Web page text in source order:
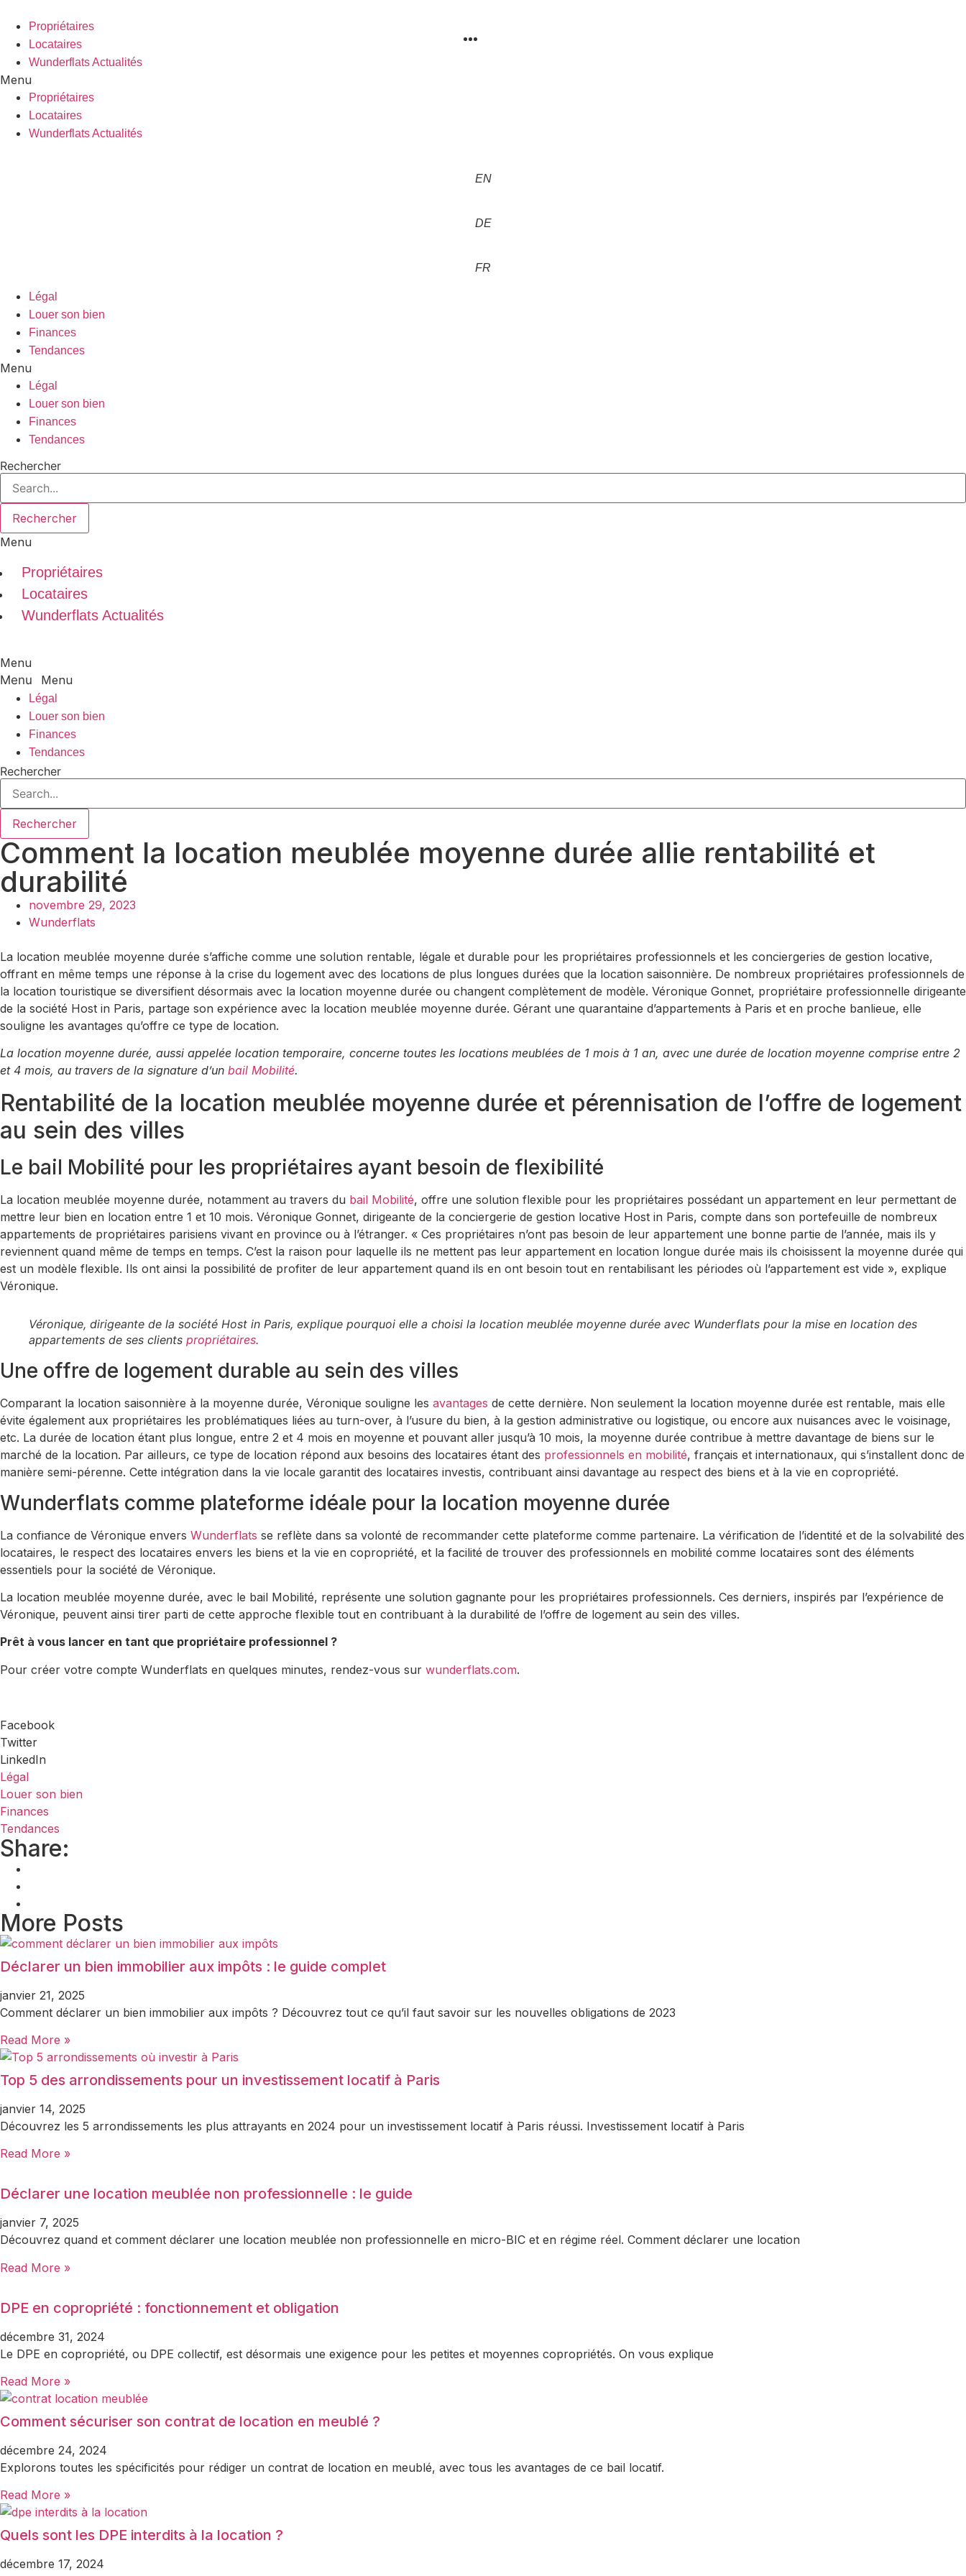
contenu
Propriétaires
Locataires
Wunderflats Actualités
Menu
Propriétaires
Locataires
Wunderflats Actualités
EN
DE
FR
Légal
Louer son bien
Finances
Tendances
Menu
Légal
Louer son bien
Finances
Tendances
Rechercher
Rechercher
Menu
Propriétaires
Locataires
Wunderflats Actualités
Menu
Menu
Légal
Louer son bien
Finances
Tendances
Rechercher
Rechercher
Comment la location meublée moyenne durée allie rentabilité et
durabilité
novembre 29, 2023
Wunderflats
La location meublée moyenne durée s’affiche comme une solution rentable, légale et durable pour les propriétaires professionnels et les conciergeries de gestion locative,
offrant en même temps une réponse à la crise du logement avec des locations de plus longues durées que la location saisonnière. De nombreux propriétaires professionnels de
la location touristique se diversifient désormais avec la location moyenne durée ou changent complètement de modèle. Véronique Gonnet, propriétaire professionnelle dirigeante
de la société Host in Paris, partage son expérience avec la location meublée moyenne durée. Gérant une quarantaine d’appartements à Paris et en proche banlieue, elle
souligne les avantages qu’offre ce type de location.
La location moyenne durée, aussi appelée location temporaire, concerne toutes les locations meublées de 1 mois à 1 an, avec une durée de location moyenne comprise entre 2
et 4 mois, au travers de la signature d’un bail Mobilité.
Rentabilité de la location meublée moyenne durée et pérennisation de l’offre de logement
au sein des villes
Le bail Mobilité pour les propriétaires ayant besoin de flexibilité
La location meublée moyenne durée, notamment au travers du bail Mobilité, offre une solution flexible pour les propriétaires possédant un appartement en leur permettant de
mettre leur bien en location entre 1 et 10 mois. Véronique Gonnet, dirigeante de la conciergerie de gestion locative Host in Paris, compte dans son portefeuille de nombreux
appartements de propriétaires parisiens vivant en province ou à l’étranger. « Ces propriétaires n’ont pas besoin de leur appartement une bonne partie de l’année, mais ils y
reviennent quand même de temps en temps. C’est la raison pour laquelle ils ne mettent pas leur appartement en location longue durée mais ils choisissent la moyenne durée qui
est un modèle flexible. Ils ont ainsi la possibilité de profiter de leur appartement quand ils en ont besoin tout en rentabilisant les périodes où l’appartement est vide », explique
Véronique.
Véronique, dirigeante de la société Host in Paris, explique pourquoi elle a choisi la location meublée moyenne durée avec Wunderflats pour la mise en location des
appartements de ses clients propriétaires.
Une offre de logement durable au sein des villes
Comparant la location saisonnière à la moyenne durée, Véronique souligne les avantages de cette dernière. Non seulement la location moyenne durée est rentable, mais elle
évite également aux propriétaires les problématiques liées au turn-over, à l’usure du bien, à la gestion administrative ou logistique, ou encore aux nuisances avec le voisinage,
etc. La durée de location étant plus longue, entre 2 et 4 mois en moyenne et pouvant aller jusqu’à 10 mois, la moyenne durée contribue à mettre davantage de biens sur le
marché de la location. Par ailleurs, ce type de location répond aux besoins des locataires étant des professionnels en mobilité, français et internationaux, qui s’installent donc de
manière semi-pérenne. Cette intégration dans la vie locale garantit des locataires investis, contribuant ainsi davantage au respect des biens et à la vie en copropriété.
Wunderflats comme plateforme idéale pour la location moyenne durée
La confiance de Véronique envers Wunderflats se reflète dans sa volonté de recommander cette plateforme comme partenaire. La vérification de l’identité et de la solvabilité des
locataires, le respect des locataires envers les biens et la vie en copropriété, et la facilité de trouver des professionnels en mobilité comme locataires sont des éléments
essentiels pour la société de Véronique.
La location meublée moyenne durée, avec le bail Mobilité, représente une solution gagnante pour les propriétaires professionnels. Ces derniers, inspirés par l’expérience de
Véronique, peuvent ainsi tirer parti de cette approche flexible tout en contribuant à la durabilité de l’offre de logement au sein des villes.
Prêt à vous lancer en tant que propriétaire professionnel ?
Pour créer votre compte Wunderflats en quelques minutes, rendez-vous sur wunderflats.com.
Facebook
Twitter
LinkedIn
Légal
Louer son bien
Finances
Tendances
Share:
More Posts
Déclarer un bien immobilier aux impôts : le guide complet
janvier 21, 2025
Comment déclarer un bien immobilier aux impôts ? Découvrez tout ce qu’il faut savoir sur les nouvelles obligations de 2023
Read More »
Top 5 des arrondissements pour un investissement locatif à Paris
janvier 14, 2025
Découvrez les 5 arrondissements les plus attrayants en 2024 pour un investissement locatif à Paris réussi. Investissement locatif à Paris
Read More »
Déclarer une location meublée non professionnelle : le guide
janvier 7, 2025
Découvrez quand et comment déclarer une location meublée non professionnelle en micro-BIC et en régime réel. Comment déclarer une location
Read More »
DPE en copropriété : fonctionnement et obligation
décembre 31, 2024
Le DPE en copropriété, ou DPE collectif, est désormais une exigence pour les petites et moyennes copropriétés. On vous explique
Read More »
Comment sécuriser son contrat de location en meublé ?
décembre 24, 2024
Explorons toutes les spécificités pour rédiger un contrat de location en meublé, avec tous les avantages de ce bail locatif.
Read More »
Quels sont les DPE interdits à la location ?
décembre 17, 2024